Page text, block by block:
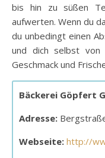
bis hin zu süßen
aufwerten. Wenn du
du unbedingt einen
und dich selbst von
Geschmack und
Bäckerei Göpfert
Adresse:
Webseite: http://